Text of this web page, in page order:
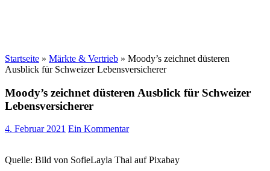
Startseite » Märkte & Vertrieb » Moody’s zeichnet düsteren
Ausblick für Schweizer Lebensversicherer
Moody’s zeichnet düsteren Ausblick für Schweizer
Lebensversicherer
4. Februar 2021 Ein Kommentar
Quelle: Bild von SofieLayla Thal auf Pixabay